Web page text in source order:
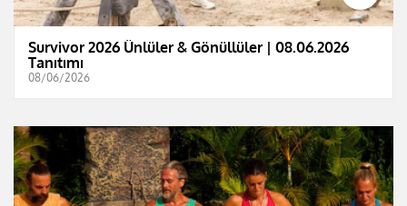
Survivor 2026 Ünlüler & Gönüllüler | 08.06.2026
Tanıtımı
08/06/2026